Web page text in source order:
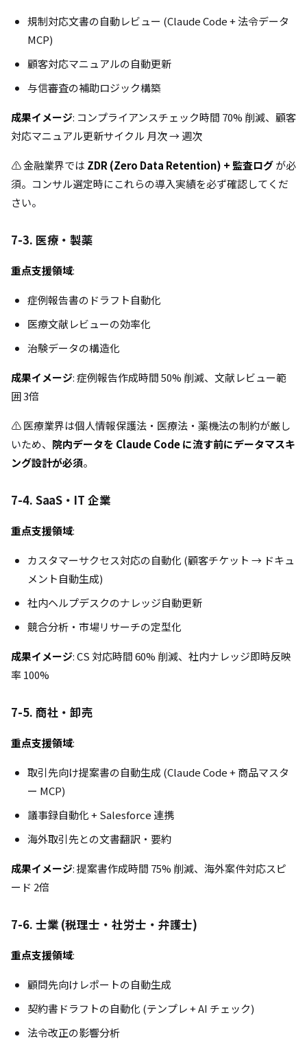
規制対応文書の自動レビュー (Claude Code + 法令データ
MCP)
顧客対応マニュアルの自動更新
与信審査の補助ロジック構築
成果イメージ: コンプライアンスチェック時間 70% 削減、顧客
対応マニュアル更新サイクル 月次 → 週次
⚠️ 金融業界では ZDR (Zero Data Retention) + 監査ログが必
須。コンサル選定時にこれらの導入実績を必ず確認してくだ
さい。
7-3. 医療・製薬
重点支援領域:
症例報告書のドラフト自動化
医療文献レビューの効率化
治験データの構造化
成果イメージ: 症例報告作成時間 50% 削減、文献レビュー範
囲 3倍
⚠️ 医療業界は個人情報保護法・医療法・薬機法の制約が厳し
いため、 院内データを Claude Code に流す前にデータマスキ
ング設計が必須。
7-4. SaaS・IT 企業
重点支援領域:
カスタマーサクセス対応の自動化 (顧客チケット → ドキュ
メント自動生成)
社内ヘルプデスクのナレッジ自動更新
競合分析・市場リサーチの定型化
成果イメージ: CS 対応時間 60% 削減、社内ナレッジ即時反映
率 100%
7-5. 商社・卸売
重点支援領域:
取引先向け提案書の自動生成 (Claude Code + 商品マスタ
ー MCP)
議事録自動化 + Salesforce 連携
海外取引先との文書翻訳・要約
成果イメージ: 提案書作成時間 75% 削減、海外案件対応スピ
ード 2倍
7-6. 士業 (税理士・社労士・弁護士)
重点支援領域:
顧問先向けレポートの自動生成
契約書ドラフトの自動化 (テンプレ + AI チェック)
法令改正の影響分析